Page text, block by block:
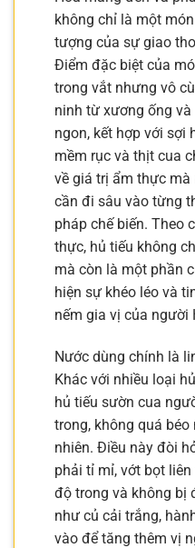
không chỉ là một
tượng của sự giao
Điểm đặc biệt của
trong vắt nhưng vô
ninh từ xương ống
ngon, kết hợp với sợi
mềm rục và thịt cua
về giá trị ẩm thực
cần đi sâu vào từng
pháp chế biến. Theo
thực, hủ tiếu không
mà còn là một phần
hiện sự khéo léo và
nếm gia vị của người
Nước dùng chính là
Khác với nhiều loại
hủ tiếu sườn cua
trong, không quá
nhiên. Điều này đòi
phải tỉ mỉ, vớt bọt
độ trong và không bị
như củ cải trắng,
vào để tăng thêm vị